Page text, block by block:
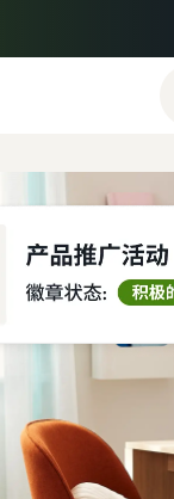
观看视频
新卖家指南
在前 90 天内使
售额大约是其他卖
估算收入和
根据配送方式计算
在亚马逊
了解如何区分您
外包您的供
获得面向多个销售
卖家案例
了解卖家如何在亚